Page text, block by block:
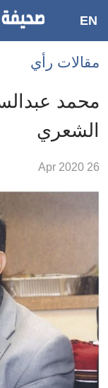
Accessibility
الرئيسي
الأقسام
EN
مقالات رأي
محمد
الشعري
26 Apr 2020